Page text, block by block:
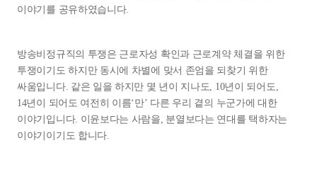
이야기를 공유하였습니다.
방송비정규직의 투쟁은 근로자성 확인과 근로계약 체결을 위한
투쟁이기도 하지만 동시에 차별에 맞서 존엄을 되찾기 위한
싸움입니다. 같은 일을 하지만 몇 년이 지나도, 10년이 되어도,
14년이 되어도 여전히 이름‘만’ 다른 우리 곁의 누군가에 대한
이야기입니다. 이윤보다는 사람을, 분열보다는 연대를 택하자는
이야기이기도 합니다.